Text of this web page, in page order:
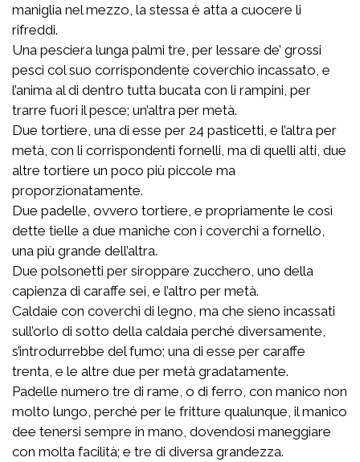
maniglia nel mezzo, la stessa è atta a cuocere li
rifreddi.
Una pesciera lunga palmi tre, per lessare de’ grossi
pesci col suo corrispondente coverchio incassato, e
l’anima al di dentro tutta bucata con li rampini, per
trarre fuori il pesce; un’altra per metà.
Due tortiere, una di esse per 24 pasticetti, e l’altra per
metà, con li corrispondenti fornelli, ma di quelli alti, due
altre tortiere un poco più piccole ma
proporzionatamente.
Due padelle, ovvero tortiere, e propriamente le così
dette tielle a due maniche con i coverchi a fornello,
una più grande dell’altra.
Due polsonetti per siroppare zucchero, uno della
capienza di caraffe sei, e l’altro per metà.
Caldaie con coverchi di legno, ma che sieno incassati
sull’orlo di sotto della caldaia perché diversamente,
s’introdurrebbe del fumo; una di esse per caraffe
trenta, e le altre due per metà gradatamente.
Padelle numero tre di rame, o di ferro, con manico non
molto lungo, perché per le fritture qualunque, il manico
dee tenersi sempre in mano, dovendosi maneggiare
con molta facilità; e tre di diversa grandezza.